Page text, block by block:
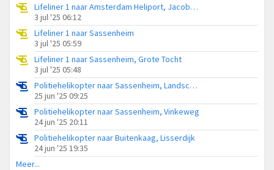
Lifeliner 1 naar Amsterdam Heliport, Jacoba van Beierenweg
3 jul '25 06:12
Lifeliner 1 naar Sassenheim
3 jul '25 05:59
Lifeliner 1 naar Sassenheim, Grote Tocht
3 jul '25 05:48
Politiehelikopter naar Sassenheim, Landscheidingsweg
25 jun '25 09:25
Politiehelikopter naar Sassenheim, Vinkeweg
24 jun '25 20:11
Politiehelikopter naar Buitenkaag, Lisserdijk
24 jun '25 19:35
Meer...